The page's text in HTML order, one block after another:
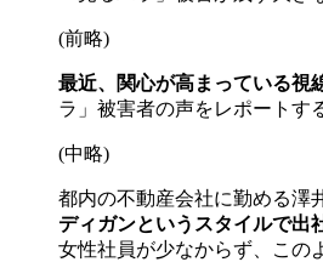
(前略)
最近、関心が高まっている視
ラ」被害者の声をレポートす
(中略)
都内の不動産会社に勤める澤
ディガンというスタイルで出
女性社員が少なからず、この